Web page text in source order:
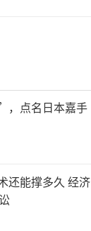
点名日本嘉手
能撑多久 经济